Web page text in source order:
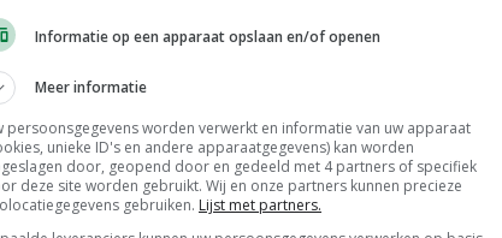
Veearts verwijdert tyloom bij koe
04-01-2019
Informatie op een apparaat opslaan en/of openen
Meer informatie
persoonsgegevens worden verwerkt en informatie van uw apparaat
unieke ID's en andere apparaatgegevens) kan worden
door, geopend door en gedeeld met 4 partners of specifiek
deze site worden gebruikt. Wij en onze partners kunnen precieze
gebruiken. Lijst met partners.